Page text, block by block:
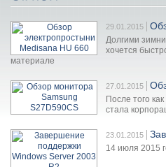
29.01.2015
Долгими
хочется
материале
27.01.2015
После того
стала
23.01.2015
14 июля 2015